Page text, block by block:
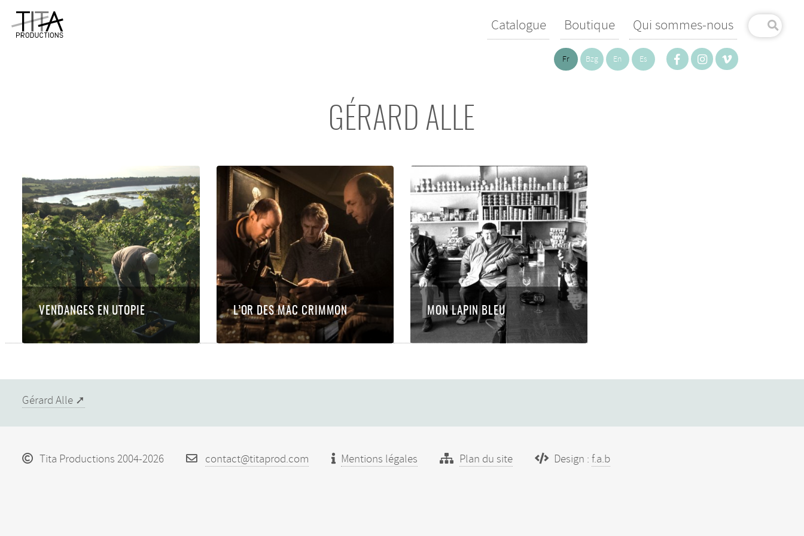
Catalogue Boutique Qui sommes-nous
Fr Bzg En Es
GÉRARD ALLE
VENDANGES EN UTOPIE L’OR DES MAC CRIMMON MON LAPIN BLEU
Gérard Alle
Tita Productions 2004-2026 contact@titaprod.com Mentions légales Plan du site Design :f.a.b